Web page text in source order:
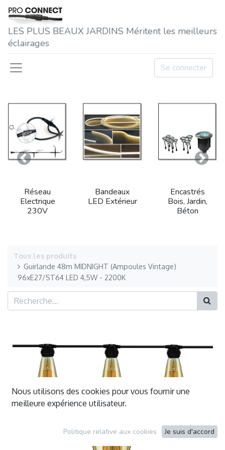
LES P​LUS BEAUX JARDINS Méritent les meilleurs
éclairages
Se connecter
Réseau
Electrique
230V
Bandeaux
LED Extérieur
Encastrés
Bois, Jardin,
Béton
Précedent
Tous les produits
Guirlande 48m MIDNIGHT (Ampoules Vintage)
96xE27/ST64 LED 4,5W - 2200K
Nous utilisons des cookies pour vous fournir une
meilleure expérience utilisateur.
Politique relative aux cookies Je suis d'accord